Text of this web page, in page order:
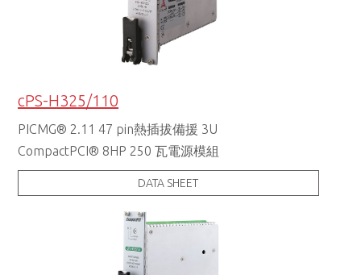
cPS-H325/110
PICMG® 2.11 47 pin熱插拔備援 3U
CompactPCI® 8HP 250 瓦電源模組
DATA SHEET